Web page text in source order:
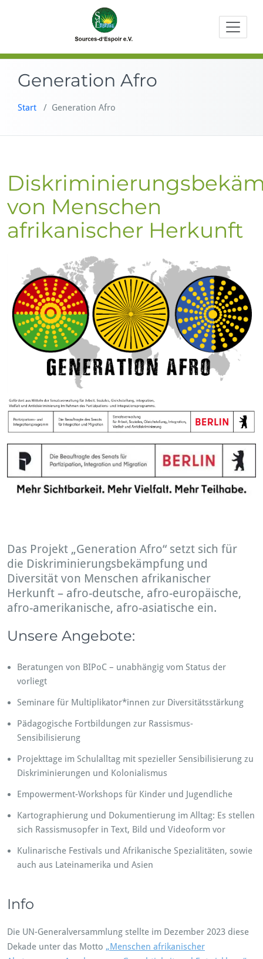
Bildungs-
Generation Afro
Start / Generation Afro
von Menschen
afrikanischer Herkunft
Das Projekt „Generation Afro“ setzt sich für
die Diskriminierungsbekämpfung und
Diversität von Menschen afrikanischer
Herkunft – afro-deutsche, afro-europäische,
afro-amerikanische, afro-asiatische ein.
Unsere Angebote:
Beratungen von BIPoC – unabhängig vom Status der
vorliegt
Seminare für Multiplikator*innen zur Diversitätsstärkung
Pädagogische Fortbildungen zur Rassismus-
Sensibilisierung
Projekttage im Schulalltag mit spezieller Sensibilisierung zu
Diskriminierungen und Kolonialismus
Empowerment-Workshops für Kinder und Jugendliche
Kartographierung und Dokumentierung im Alltag: Es stellen
sich Rassismusopfer in Text, Bild und Videoform vor
Kulinarische Festivals und Afrikanische Spezialitäten, sowie
auch aus Lateinamerika und Asien
Info
Die UN-Generalversammlung stellte im Dezember 2023 diese
Dekade unter das Motto „Menschen afrikanischer